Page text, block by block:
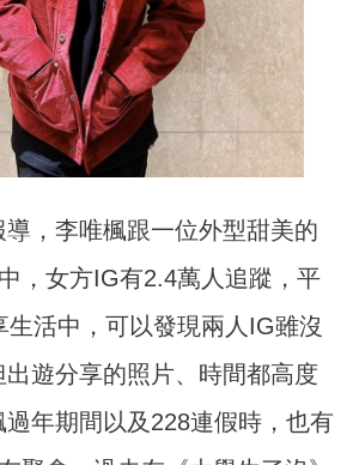
，李唯楓跟一位外型甜美的
，女方IG有2.4萬人追蹤，平
生活中，可以發現兩人IG雖沒
遊分享的照片、時間都高度
年期間以及228連假時，也有